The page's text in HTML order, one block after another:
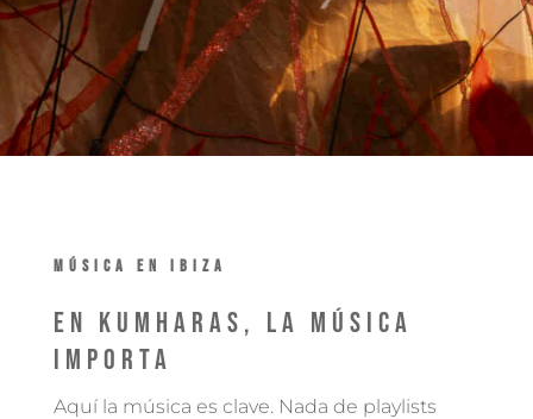
MÚSICA EN IBIZA
En Kumharas, la música
importa
Aquí la música es clave. Nada de playlists